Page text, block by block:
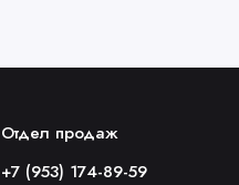
Отдел продаж
+7 (953) 174-89-59